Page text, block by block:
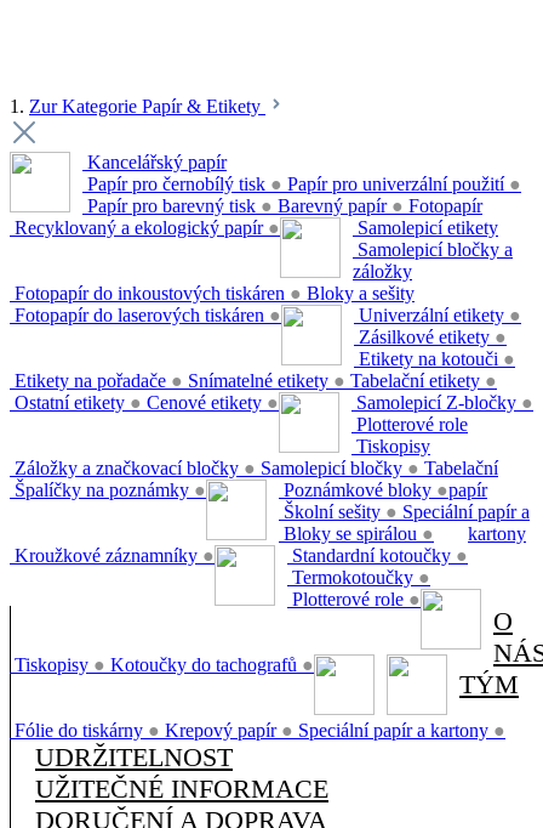
1. Zur Kategorie Papír & Etikety
Kancelářský papír
Papír pro černobílý tisk ● Papír pro univerzální použití ●
Papír pro barevný tisk ● Barevný papír ●
Recyklovaný a ekologický papír ●
Fotopapír
Fotopapír do inkoustových tiskáren ●
Fotopapír do laserových tiskáren ●
Samolepicí etikety
Univerzální etikety ●
Zásilkové etikety ●
Etikety na kotouči ●
Etikety na pořadače ● Snímatelné etikety ● Tabelační etikety ●
Ostatní etikety ● Cenové etikety ●
Samolepicí bločky a
záložky
Samolepicí Z-bločky ●
Záložky a značkovací bločky ● Samolepicí bločky ●
Špalíčky na poznámky ●
Bloky a sešity
Poznámkové bloky ●
Školní sešity ●
Bloky se spirálou ●
Kroužkové záznamníky ●
Plotterové role
Standardní kotoučky ●
Termokotoučky ●
Plotterové role ●
Tiskopisy
Tiskopisy ● Kotoučky do tachografů ●
Tabelační
papír
Speciální papír a
kartony
Fólie do tiskárny ● Krepový papír ● Speciální papír a kartony ●
O
TÝM
UDRŽITELNOST
UŽITEČNÉ INFORMACE
DORUČENÍ A DOPRAVA